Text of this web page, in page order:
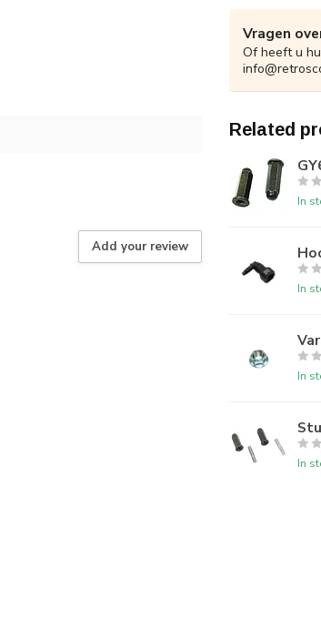
Add your review
Vragen
Of heeft u
Related
In
In
In
In